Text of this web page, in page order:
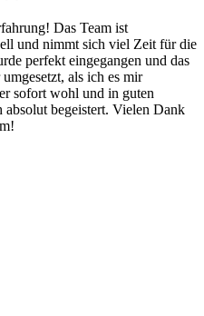
Das Team ist
und nimmt sich viel Zeit für die
perfekt eingegangen und das
als ich es mir
sofort wohl und in guten
begeistert. Vielen Dank